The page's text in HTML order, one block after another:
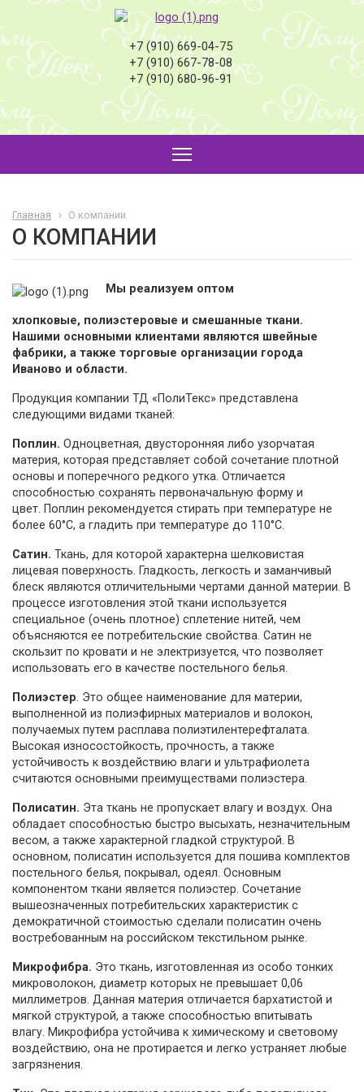
+7 (910) 669-04-75
+7 (910) 667-78-08
+7 (910) 680-96-91
Главная О компании
О КОМПАНИИ
Мы реализуем оптом
хлопковые, полиэстеровые и смешанные ткани.
Нашими основными клиентами являются швейные
фабрики, а также торговые организации города
Иваново и области.
Продукция компании ТД «ПолиТекс» представлена
следующими видами тканей:
Поплин. Одноцветная, двусторонняя либо узорчатая
материя, которая представляет собой сочетание плотной
основы и поперечного редкого утка. Отличается
способностью сохранять первоначальную форму и
цвет. Поплин рекомендуется стирать при температуре не
более 60°С, а гладить при температуре до 110°С.
Сатин. Ткань, для которой характерна шелковистая
лицевая поверхность. Гладкость, легкость и заманчивый
блеск являются отличительными чертами данной материи. В
процессе изготовления этой ткани используется
специальное (очень плотное) сплетение нитей, чем
объясняются ее потребительские свойства. Сатин не
скользит по кровати и не электризуется, что позволяет
использовать его в качестве постельного белья.
Полиэстер . Это общее наименование для материи,
выполненной из полиэфирных материалов и волокон,
получаемых путем расплава полиэтилентерефталата.
Высокая износостойкость, прочность, а также
устойчивость к воздействию влаги и ультрафиолета
считаются основными преимуществами полиэстера.
Полисатин. Эта ткань не пропускает влагу и воздух. Она
обладает способностью быстро высыхать, незначительным
весом, а также характерной гладкой структурой. В
основном, полисатин используется для пошива комплектов
постельного белья, покрывал, одеял. Основным
компонентом ткани является полиэстер. Сочетание
вышеозначенных потребительских характеристик с
демократичной стоимостью сделали полисатин очень
востребованным на российском текстильном рынке.
Микрофибра. Это ткань, изготовленная из особо тонких
микроволокон, диаметр которых не превышает 0,06
миллиметров. Данная материя отличается бархатистой и
мягкой структурой, а также способностью впитывать
влагу. Микрофибра устойчива к химическому и световому
воздействию, она не протирается и легко устраняет любые
загрязнения.